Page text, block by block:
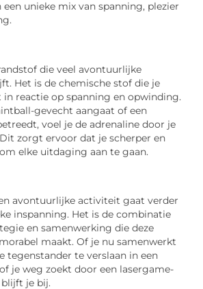
unieke mix van spanning, plezier
die veel avontuurlijke
Het is de chemische stof die je
in reactie op spanning en opwinding.
gevecht aangaat of een
voel je de adrenaline door je
zorgt ervoor dat je scherper en
elke uitdaging aan te gaan.
avontuurlijke activiteit gaat verder
inspanning. Het is de combinatie
en samenwerking die deze
maakt. Of je nu samenwerkt
tegenstander te verslaan in een
je weg zoekt door een lasergame-
blijft je bij.